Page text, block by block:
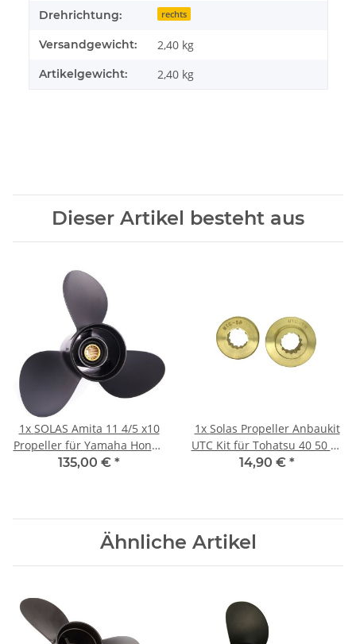
Drehrichtung: rechts
Versandgewicht: 2,40 kg
Artikelgewicht: 2,40 kg
Dieser Artikel besteht aus
1x SOLAS Amita 11 4/5 x10
Propeller für Yamaha Honda
40-60PS 3-1/2"Getriebe
135,00 € *
1x Solas Propeller Anbaukit
UTC Kit für Tohatsu 40 50 60
PS Andruckscheibe
14,90 € *
Ähnliche Artikel